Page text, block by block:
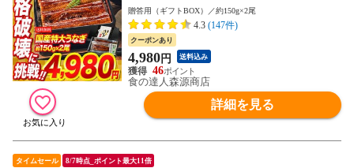
れ付 鹿児島県産 お取り寄せグルメ 食品 海
鮮 贈答 土用丑【最安値挑戦！6280円→498
0円セール】
贈答用（ギフトBOX）／約150g×2尾
4.3 (147件)
クーポンあり
4,980円 送料込み
46
食の達人森源商店
詳細を見る
タイムセール 8/7時点_ポイント最大11倍